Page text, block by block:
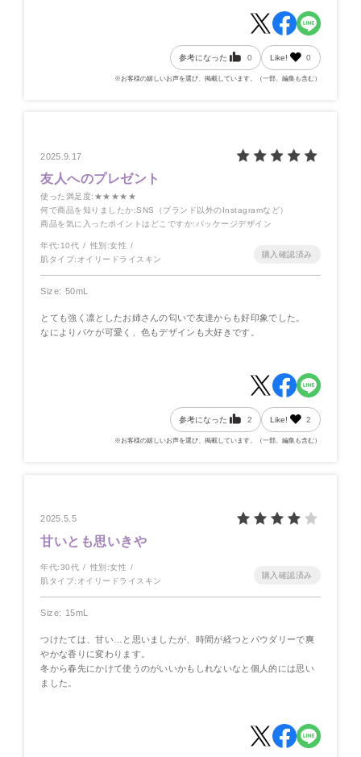
参考になった 0 Like! 0
※お客様の嬉しいお声を選び、掲載しています。（一部、編集も含む）
2025.9.17
友人へのプレゼント
使った満足度:★★★★★
何で商品を知りましたか:SNS（ブランド以外のInstagramなど）
商品を気に入ったポイントはどこですか:パッケージデザイン
年代: 10代 性別:女性
肌タイプ: オイリードライスキン
Size: 50mL
とても強く凛としたお姉さんの匂いで友達からも好印象でした。
なによりパケが可愛く、色もデザインも大好きです。
参考になった 2 Like! 2
※お客様の嬉しいお声を選び、掲載しています。（一部、編集も含む）
2025.5.5
甘いとも思いきや
年代:30代 性別:女性
肌タイプ: オイリードライスキン
Size: 15mL
つけたては、甘い…と思いましたが、時間が経つとパウダリーで爽
やかな香りに変わります。
冬から春先にかけて使うのがいいかもしれないなと個人的には思い
ました。